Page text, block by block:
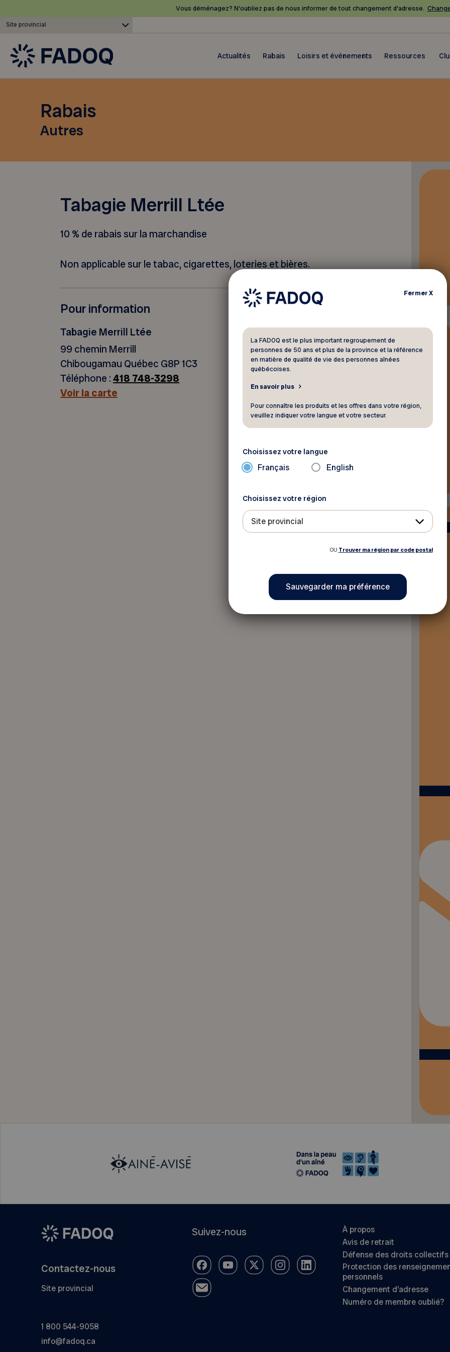
Vous déménagez? N’oubliez pas de nous informer de tout changement d’adresse.
Site provincial
Actualités Rabais Loisirs et événements Ressources
Rabais
Autres
Tabagie Merrill Ltée
10 % de rabais sur la marchandise
Non applicable sur le tabac, cigarettes, loteries et bières.
Pour information
Tabagie Merrill Ltée
99 chemin Merrill
Chibougamau Québec G8P 1C3
Téléphone :418 748-3298
Voir la carte
Contactez-nous
Site provincial
1 800 544-9058
info@fadoq.ca
Suivez-nous
À propos
Avis de retrait
Défense des droits collectifs
Protection des
personnels
Changement d’adresse
Numéro de membre oublié?
FermerX
La FADOQ est le plus important regroupement de
personnes de 50 ans et plus de la province et la référence
en matière de qualité de vie des personnes aînées
québécoises.
En savoir plus
Pour connaître les produits et les offres dans votre région,
veuillez indiquer votre langue et votre secteur.
Choisissez votre langue
Français English
Choisissez votre région
Site provincial
OU Trouver ma région par code postal